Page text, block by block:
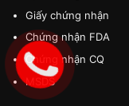
Giấy chứng nhận
Chứng nhận FDA
Chứng nhận CQ
MSDS